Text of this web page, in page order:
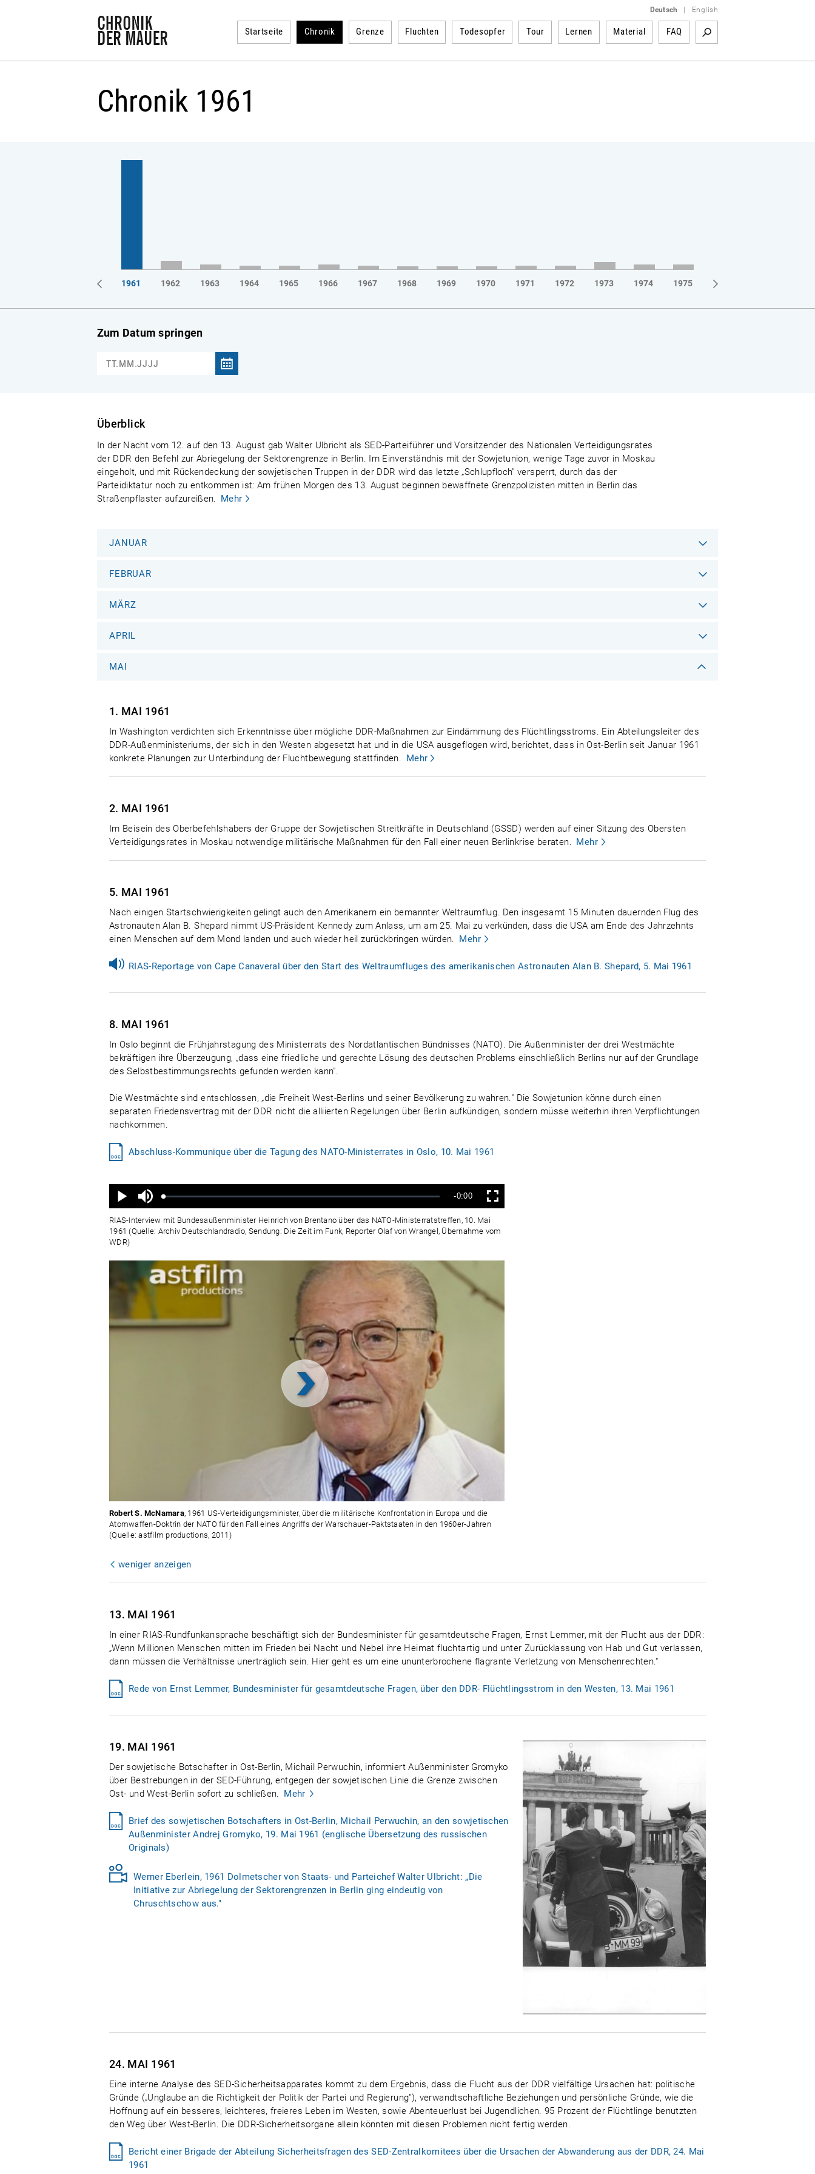
Deutsch English
Startseite Chronik Grenze Fluchten Todesopfer Tour Lernen Material FAQ
Chronik 1961
1961 1962 1963 1964 1965 1966 1967 1968 1969 1970 1971 1972 1973 1974 1975 1976
Zum Datum springen
Überblick
In der Nacht vom 12. auf den 13. August gab Walter Ulbricht als SED-Parteiführer und Vorsitzender des Nationalen Verteidigungsrates
der DDR den Befehl zur Abriegelung der Sektorengrenze in Berlin. Im Einverständnis mit der Sowjetunion, wenige Tage zuvor in Moskau
eingeholt, und mit Rückendeckung der sowjetischen Truppen in der DDR wird das letzte „Schlupfloch" versperrt, durch das der
Parteidiktatur noch zu entkommen ist: Am frühen Morgen des 13. August beginnen bewaffnete Grenzpolizisten mitten in Berlin das
Straßenpflaster aufzureißen. Mehr
JANUAR
FEBRUAR
MÄRZ
APRIL
MAI
1. MAI 1961
In Washington verdichten sich Erkenntnisse über mögliche DDR-Maßnahmen zur Eindämmung des Flüchtlingsstroms. Ein Abteilungsleiter des
DDR-Außenministeriums, der sich in den Westen abgesetzt hat und in die USA ausgeflogen wird, berichtet, dass in Ost-Berlin seit Januar 1961
konkrete Planungen zur Unterbindung der Fluchtbewegung stattfinden. Mehr
2. MAI 1961
Im Beisein des Oberbefehlshabers der Gruppe der Sowjetischen Streitkräfte in Deutschland (GSSD) werden auf einer Sitzung des Obersten
Verteidigungsrates in Moskau notwendige militärische Maßnahmen für den Fall einer neuen Berlinkrise beraten. Mehr
5. MAI 1961
Nach einigen Startschwierigkeiten gelingt auch den Amerikanern ein bemannter Weltraumflug. Den insgesamt 15 Minuten dauernden Flug des
Astronauten Alan B. Shepard nimmt US-Präsident Kennedy zum Anlass, um am 25. Mai zu verkünden, dass die USA am Ende des Jahrzehnts
einen Menschen auf dem Mond landen und auch wieder heil zurückbringen würden. Mehr
RIAS-Reportage von Cape Canaveral über den Start des Weltraumfluges des amerikanischen Astronauten Alan B. Shepard, 5. Mai 1961
8. MAI 1961
In Oslo beginnt die Frühjahrstagung des Ministerrats des Nordatlantischen Bündnisses (NATO). Die Außenminister der drei Westmächte
bekräftigen ihre Überzeugung, „dass eine friedliche und gerechte Lösung des deutschen Problems einschließlich Berlins nur auf der Grundlage
des Selbstbestimmungsrechts gefunden werden kann".
Die Westmächte sind entschlossen, „die Freiheit West-Berlins und seiner Bevölkerung zu wahren." Die Sowjetunion könne durch einen
separaten Friedensvertrag mit der DDR nicht die alliierten Regelungen über Berlin aufkündigen, sondern müsse weiterhin ihren Verpflichtungen
nachkommen.
Abschluss-Kommunique über die Tagung des NATO-Ministerrates in Oslo, 10. Mai 1961
Wiedergabe
Ton
aus
Geladen:
Status:
Verbleibende
Zeit
-0:00 Vollbild
RIAS-Interview mit Bundesaußenminister Heinrich von Brentano über das NATO-Ministerratstreffen, 10. Mai
1961 (Quelle: Archiv Deutschlandradio, Sendung: Die Zeit im Funk, Reporter Olaf von Wrangel, Übernahme vom
WDR)
Video
abspielen
Robert S. McNamara, 1961 US-Verteidigungsminister, über die militärische Konfrontation in Europa und die
Atomwaffen-Doktrin der NATO für den Fall eines Angriffs der Warschauer-Paktstaaten in den 1960er-Jahren
(Quelle: astfilm productions, 2011)
weniger anzeigen
13. MAI 1961
In einer RIAS-Rundfunkansprache beschäftigt sich der Bundesminister für gesamtdeutsche Fragen, Ernst Lemmer, mit der Flucht aus der DDR:
„Wenn Millionen Menschen mitten im Frieden bei Nacht und Nebel ihre Heimat fluchtartig und unter Zurücklassung von Hab und Gut verlassen,
dann müssen die Verhältnisse unerträglich sein. Hier geht es um eine ununterbrochene flagrante Verletzung von Menschenrechten."
Rede von Ernst Lemmer, Bundesminister für gesamtdeutsche Fragen, über den DDR- Flüchtlingsstrom in den Westen, 13. Mai 1961
19. MAI 1961
Der sowjetische Botschafter in Ost-Berlin, Michail Perwuchin, informiert Außenminister Gromyko
über Bestrebungen in der SED-Führung, entgegen der sowjetischen Linie die Grenze zwischen
Ost- und West-Berlin sofort zu schließen. Mehr
Brief des sowjetischen Botschafters in Ost-Berlin, Michail Perwuchin, an den sowjetischen
Außenminister Andrej Gromyko, 19. Mai 1961 (englische Übersetzung des russischen
Originals)
Werner Eberlein, 1961 Dolmetscher von Staats- und Parteichef Walter Ulbricht: „Die
Initiative zur Abriegelung der Sektorengrenzen in Berlin ging eindeutig von
Chruschtschow aus."
24. MAI 1961
Eine interne Analyse des SED-Sicherheitsapparates kommt zu dem Ergebnis, dass die Flucht aus der DDR vielfältige Ursachen hat: politische
Gründe („Unglaube an die Richtigkeit der Politik der Partei und Regierung"), verwandtschaftliche Beziehungen und persönliche Gründe, wie die
Hoffnung auf ein besseres, leichteres, freieres Leben im Westen, sowie Abenteuerlust bei Jugendlichen. 95 Prozent der Flüchtlinge benutzten
den Weg über West-Berlin. Die DDR-Sicherheitsorgane allein könnten mit diesen Problemen nicht fertig werden.
Bericht einer Brigade der Abteilung Sicherheitsfragen des SED-Zentralkomitees über die Ursachen der Abwanderung aus der DDR, 24. Mai
1961